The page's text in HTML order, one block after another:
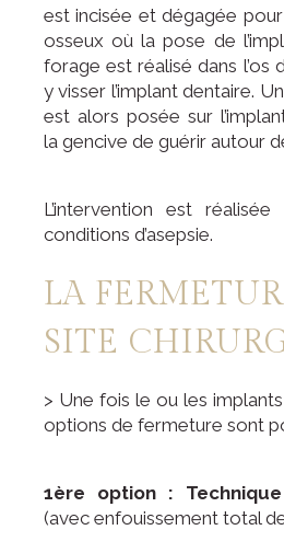
est incisée et dégagée
osseux où la pose de
forage est réalisé dans l’os
y visser l’implant dentaire.
est alors posée sur
la gencive de guérir autour
L’intervention est
conditions d’asepsie.
LA
SITE
> Une fois le ou les
options de fermeture sont
1ère option :
(avec enfouissement total de